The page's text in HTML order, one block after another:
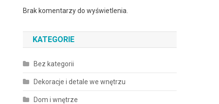
Brak komentarzy do wyświetlenia.
KATEGORIE
Bez kategorii
Dekoracje i detale we wnętrzu
Dom i wnętrze